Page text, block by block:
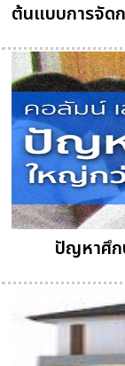
ต้นแบบการจัด
ปัญหาศึก